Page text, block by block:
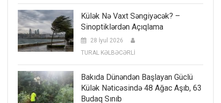
Külək Nə Vaxt Səngiyəcək? –
Sinoptiklərdən Açıqlama
28 İyul 2026
TURAL KƏLBƏCƏRLİ
Bakıda Dünəndən Başlayan Güclü
Külək Nəticəsində 48 Ağac Aşıb, 63
Budaq Sınıb